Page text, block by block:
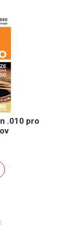
.010 pro